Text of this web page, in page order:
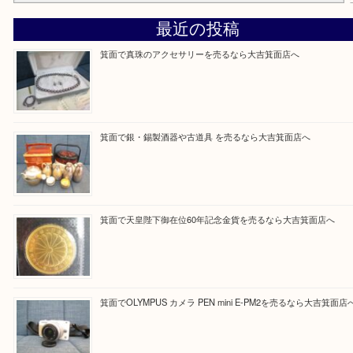
大吉 箕面店に来てよかった！と思っていただけるように一点一点
いたします！
Facebook
Twitter